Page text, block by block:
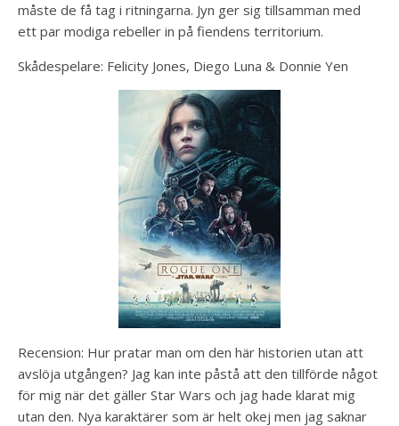
måste de få tag i ritningarna. Jyn ger sig tillsamman med
ett par modiga rebeller in på fiendens territorium.
Skådespelare: Felicity Jones, Diego Luna & Donnie Yen
Recension: Hur pratar man om den här historien utan att
avslöja utgången? Jag kan inte påstå att den tillförde något
för mig när det gäller Star Wars och jag hade klarat mig
utan den. Nya karaktärer som är helt okej men jag saknar